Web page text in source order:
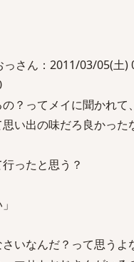
っさん：2011/03/05(土)
？ってメイに聞かれて
い出の味だろ良かった
ったと思う？
いなんだ？って思うよ